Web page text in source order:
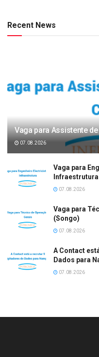
Recent News
Vaga para Assistente
07.08.2026
Vaga para
Infraestrutura
07.08.2026
Vaga para
(Songo)
07.08.2026
A Contact
Dados para
07.08.2026